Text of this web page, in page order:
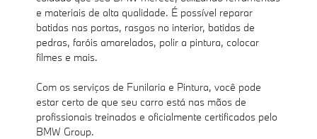
e materiais de alta qualidade. É possível reparar
batidas nas portas, rasgos no interior, batidas de
pedras, faróis amarelados, polir a pintura, colocar
filmes e mais.
Com os serviços de Funilaria e Pintura, você pode
estar certo de que seu carro está nas mãos de
profissionais treinados e oficialmente certificados pelo
BMW Group.